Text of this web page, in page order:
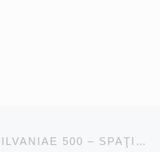
REFORMATIO TRANSILVANIAE 500 – SPAŢII ŞI SIMBOLURI ALE SACRULUI SUB INCIDENŢA REFORMEI